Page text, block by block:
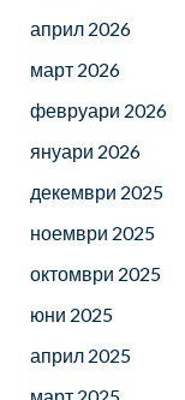
април 2026
март 2026
февруари 2026
януари 2026
декември 2025
ноември 2025
октомври 2025
юни 2025
април 2025